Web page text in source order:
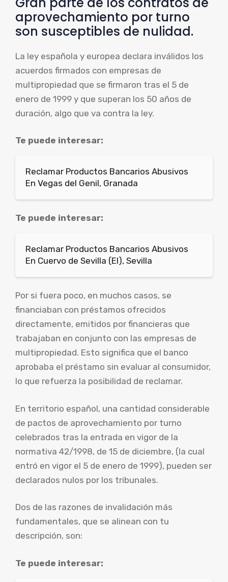
aprovechamiento por turno
son susceptibles de nulidad.
La ley española y europea declara inválidos los
acuerdos firmados con empresas de
multipropiedad que se firmaron tras el 5 de
enero de 1999 y que superan los 50 años de
duración, algo que va contra la ley.
Te puede interesar:
Reclamar Productos Bancarios Abusivos
En Vegas del Genil, Granada
Te puede interesar:
Reclamar Productos Bancarios Abusivos
En Cuervo de Sevilla (El), Sevilla
Por si fuera poco, en muchos casos, se
financiaban con préstamos ofrecidos
directamente, emitidos por financieras que
trabajaban en conjunto con las empresas de
multipropiedad. Esto significa que el banco
aprobaba el préstamo sin evaluar al consumidor,
lo que refuerza la posibilidad de reclamar.
En territorio español, una cantidad considerable
de pactos de aprovechamiento por turno
celebrados tras la entrada en vigor de la
normativa 42/1998, de 15 de diciembre, (la cual
entró en vigor el 5 de enero de 1999), pueden ser
declarados nulos por los tribunales.
Dos de las razones de invalidación más
fundamentales, que se alinean con tu
descripción, son:
Te puede interesar: